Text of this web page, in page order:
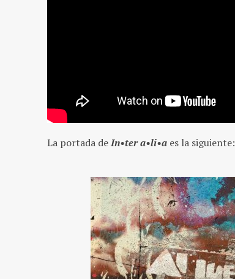
La portada deIn•ter a•li•a es la siguiente: